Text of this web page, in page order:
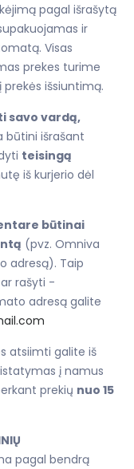
pagal išrašytą
ir
Visas
prekes turime
išsiuntimą.
savo vardą,
būtini išrašant
teisingą
iš kurjerio dėl
būtinai
(pvz. Omniva
adresą). Taip
rašyti -
adresą galite
atsiimti galite iš
į namus
prekių nuo 15
pagal bendrą